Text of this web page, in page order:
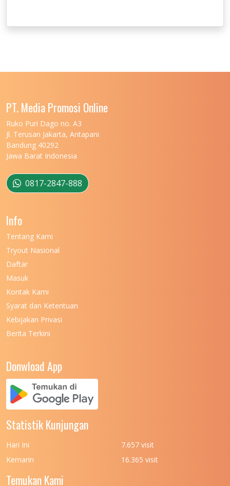
UNIVERSITAS JEMBER
UNIVERSITAS MALIKUSSALEH
UNIVERSITAS MARITIM RAJA ALI HAJI
UNIVERSITAS MATARAM
UNIVERSITAS MULAWARMAN
UNIVERSITAS MUSAMUS
UNIVERSITAS NEGERI KHAIRUN
UNIVERSITAS NEGERI MANADO
UNIVERSITAS NEGERI MEDAN
UNIVERSITAS NEGERI PADANG
UNIVERSITAS NUSA CENDANA
UNIVERSITAS PADJADJARAN
UNIVERSITAS PATTIMURA
(UPN) VETERAN JAKARTA
PT. Media Promosi Online
Ruko Puri Dago no. A3
Jl. Terusan Jakarta, Antapani
Bandung 40292
Jawa Barat Indonesia
0817-2847-888
Info
Tentang Kami
Tryout Nasional
Daftar
Masuk
Kontak Kami
Syarat dan Ketentuan
Kebijakan Privasi
Berita Terkini
Donwload App
Statistik Kunjungan
Hari Ini
7.657 visit
Kemarin
16.365 visit
Temukan Kami